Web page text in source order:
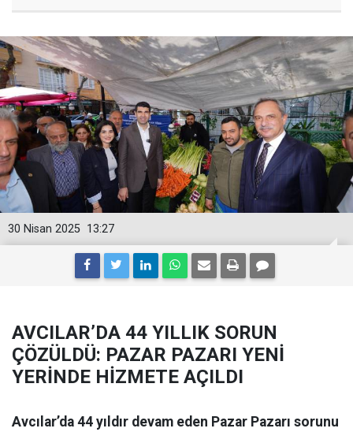
13:27
30 Nisan 2025
AVCILAR’DA 44 YILLIK SORUN
ÇÖZÜLDÜ: PAZAR PAZARI YENİ
YERİNDE HİZMETE AÇILDI
Avcılar’da 44 yıldır devam eden Pazar Pazarı sorunu